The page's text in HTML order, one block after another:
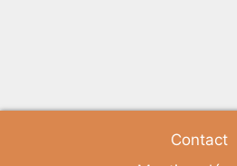
Contact